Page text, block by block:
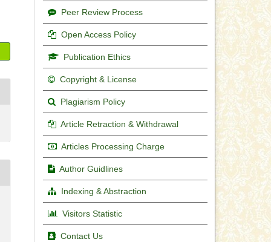
Peer Review Process
Open Access Policy
Publication Ethics
Copyright & License
Plagiarism Policy
Article Retraction & Withdrawal
Articles Processing Charge
Author Guidlines
Indexing & Abstraction
Visitors Statistic
Contact Us